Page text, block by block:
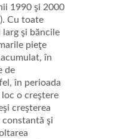
1990 şi 2000
Cu toate
larg şi băncile
pieţe
în
de
în perioada
loc o creştere
creşterea
şi